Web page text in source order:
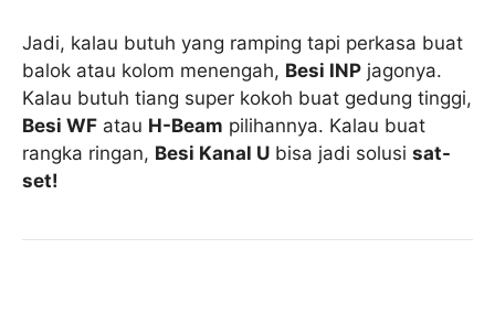
Jadi, kalau butuh yang ramping tapi perkasa buat
balok atau kolom menengah, Besi INP jagonya.
Kalau butuh tiang super kokoh buat gedung tinggi,
Besi WF atau H-Beam pilihannya. Kalau buat
rangka ringan, Besi Kanal U bisa jadi solusi sat-
set!